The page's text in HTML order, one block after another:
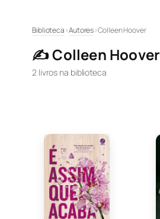
conteúdo
Biblioteca›Autores›Colleen Hoover
✍️ Colleen Hoover
2 livros na biblioteca